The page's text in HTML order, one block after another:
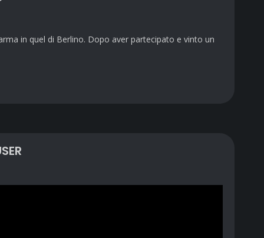
in quel di Berlino. Dopo aver partecipato e vinto un